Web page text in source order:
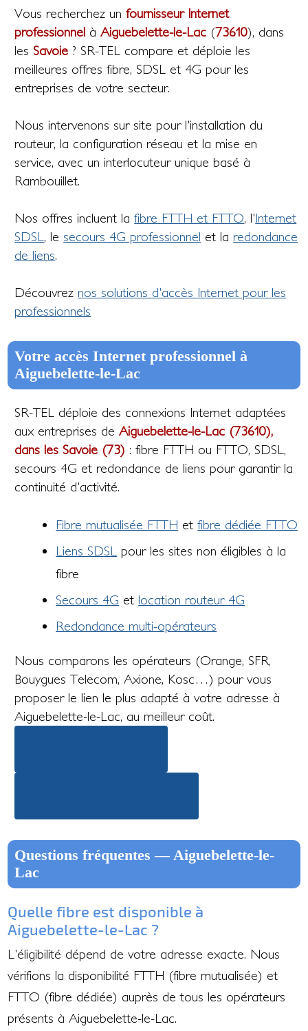
Vous recherchez unfournisseur Internet
professionnel àAiguebelette-le-Lac (73610), dans
les Savoie ? SR-TEL compare et déploie les
meilleures offres fibre, SDSL et 4G pour les
entreprises de votre secteur.
Nous intervenons sur site pour l'installation du
routeur, la configuration réseau et la mise en
service, avec un interlocuteur unique basé à
Rambouillet.
Nos offres incluent lafibre FTTH et FTTO, l'Internet
SDSL , lesecours 4G professionnel et la redondance
de liens.
Découvrez nos solutions d'accès Internet pour les
professionnels
Votre accès Internet professionnel à
Aiguebelette-le-Lac
SR-TEL déploie des connexions Internet adaptées
aux entreprises deAiguebelette-le-Lac (73610),
dans les Savoie (73) : fibre FTTH ou FTTO, SDSL,
secours 4G et redondance de liens pour garantir la
continuité d'activité.
Fibre mutualisée FTTH etfibre dédiée FTTO
Liens SDSL
pour les sites non éligibles à la
fibre
Secours 4G et location routeur 4G
Redondance multi-opérateurs
Nous comparons les opérateurs (Orange, SFR,
Bouygues Telecom, Axione, Kosc…) pour vous
proposer le lien le plus adapté à votre adresse à
Aiguebelette-le-Lac, au meilleur coût.
Questions fréquentes — Aiguebelette-le-
Lac
Quelle fibre est disponible à
Aiguebelette-le-Lac ?
L'éligibilité dépend de votre adresse exacte. Nous
vérifions la disponibilité FTTH (fibre mutualisée) et
FTTO (fibre dédiée) auprès de tous les opérateurs
présents à Aiguebelette-le-Lac.